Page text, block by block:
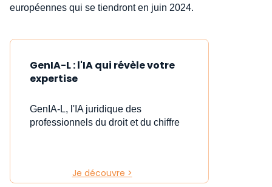
européennes qui se tiendront en juin 2024.
GenIA-L : l'IA qui révèle votre
expertise
GenIA-L, l'IA juridique des
professionnels du droit et du chiffre
Je découvre >